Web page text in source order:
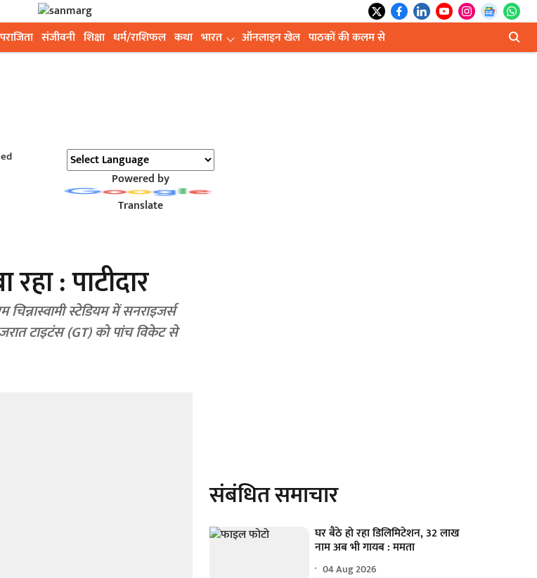
संजीवनी शिक्षा धर्म/राशिफल कथा भारत ऑनलाइन खेल पाठकों की कलम से
Powered by
Translate
: पाटीदार
स्टेडियम में सनराइजर्स
टाइटंस (GT) को पांच विकेट से
संबंधित समाचार
घर बैठे हो रहा डिलिमिटेशन, 32 लाख
नाम अब भी गायब : ममता
04 Aug 2026